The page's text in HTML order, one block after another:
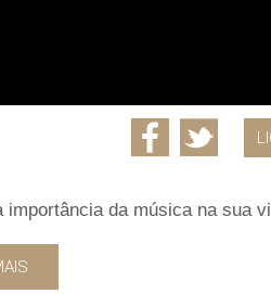
da música na sua